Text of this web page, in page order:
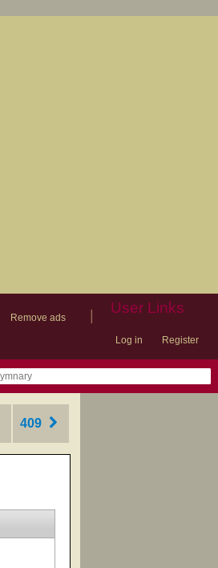
Remove ads
User Links
Log in Register
409